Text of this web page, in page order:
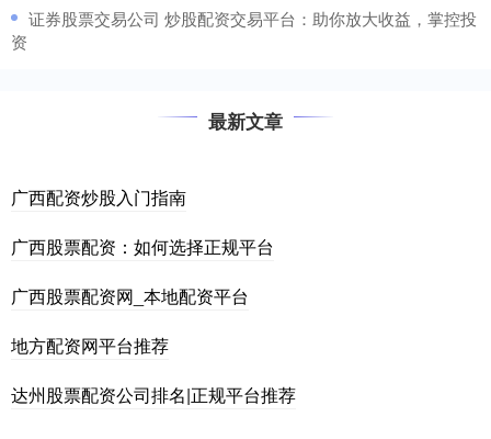
​证券股票交易公司 炒股配资交易平台：助你放大收益，掌控投
资
最新文章
广西配资炒股入门指南
广西股票配资：如何选择正规平台
广西股票配资网_本地配资平台
地方配资网平台推荐
达州股票配资公司排名|正规平台推荐